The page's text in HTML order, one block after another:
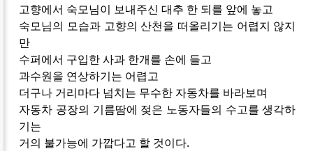
고향에서 숙모님이 보내주신 대추 한 되를 앞에 놓고
숙모님의 모습과 고향의 산천을 떠올리기는 어렵지 않지
만
수퍼에서 구입한 사과 한개를 손에 들고
과수원을 연상하기는 어렵고
더구나 거리마다 넘치는 무수한 자동차를 바라보며
자동차 공장의 기름땀에 젖은 노동자들의 수고를 생각하
기는
거의 불가능에 가깝다고 할 것이다.